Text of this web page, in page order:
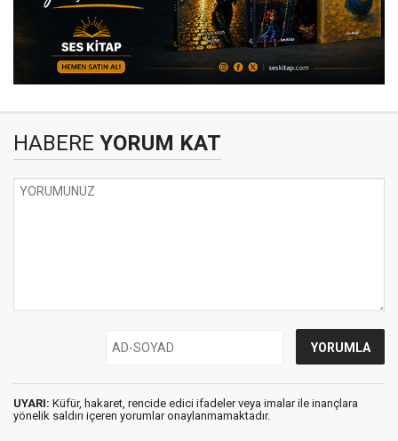
HABERE YORUM KAT
UYARI: Küfür, hakaret, rencide edici ifadeler veya imalar ile inançlara
yönelik saldırı içeren yorumlar onaylanmamaktadır.